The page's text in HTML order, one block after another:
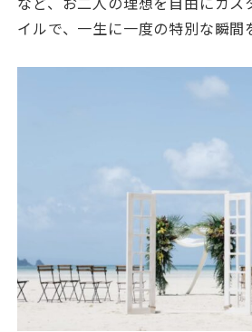
イルで、一生に一度の特別な瞬間